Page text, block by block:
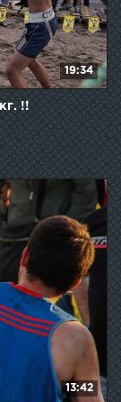
19:34
!!
13:42